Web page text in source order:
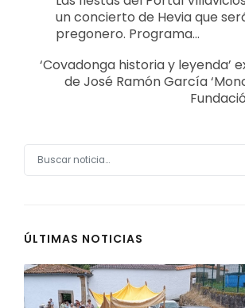
un concierto de Hevia que
pregonero. Programa…
‘Covadonga historia y leyenda’
de José Ramón García
ÚLTIMAS NOTICIAS